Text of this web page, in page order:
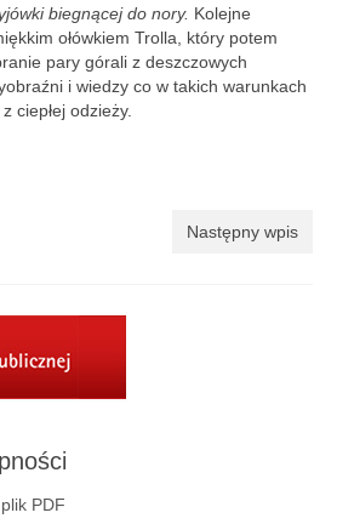
biegnącej do nory. Kolejne
ołówkiem Trolla, który potem
pary górali z deszczowych
i wiedzy co w takich warunkach
ciepłej odzieży.
Następny wpis
PDF